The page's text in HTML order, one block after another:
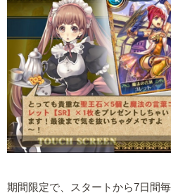
期間限定で、スタートから7日間